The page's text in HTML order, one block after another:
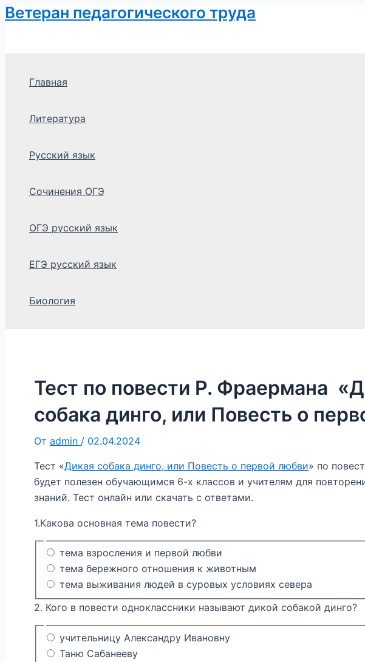
Перейти
Ветеран педагогического труда
Главная
Литература
Русский язык
Сочинения ОГЭ
ОГЭ русский язык
ЕГЭ русский язык
Биология
Тест по повести Р. Фраермана
собака динго, или Повесть о
От admin / 02.04.2024
Тест «Дикая собака динго, или Повесть о первой любви» по
будет полезен обучающимся 6-х классов и учителям для
знаний. Тест онлайн или скачать с ответами.
1.Какова основная тема повести?
тема взросления и первой любви
тема бережного отношения к животным
тема выживания людей в суровых условиях севера
2. Кого в повести одноклассники называют дикой собакой динго?
учительницу Александру Ивановну
Таню Сабанееву